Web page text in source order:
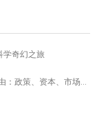
学奇幻之旅
资本、市场需求全解析》